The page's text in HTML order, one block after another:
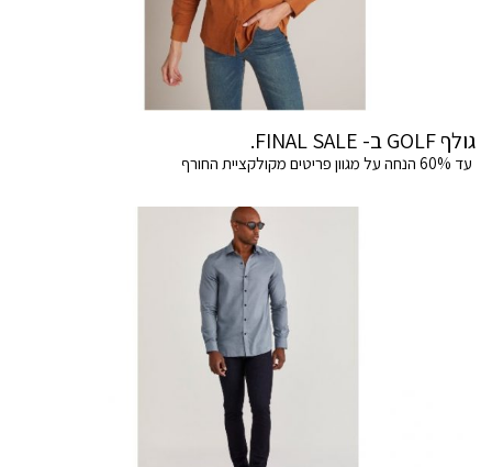
גולף GOLF ב- FINAL SALE.
עד 60% הנחה על מגוון פריטים מקולקציית החורף